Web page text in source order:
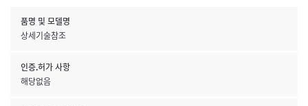
품명 및 모델명
상세기술참조
인증.허가 사항
해당없음